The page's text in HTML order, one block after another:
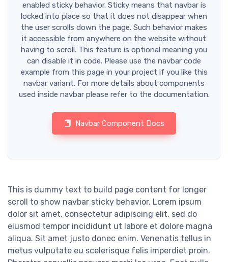
enabled sticky behavior. Sticky means that navbar is
locked into place so that it does not disappear when
the user scrolls down the page. Such behavior makes
it accessible from anywhere on the website without
having to scroll. This feature is optional meaning you
can disable it in code. Please use the navbar code
example from this page in your project if you like this
navbar variant. For more details about components
used inside navbar please refer to the documentation.
Navbar Component Docs
This is dummy text to build page content for longer
scroll to show navbar sticky behavior. Lorem ipsum
dolor sit amet, consectetur adipiscing elit, sed do
eiusmod tempor incididunt ut labore et dolore magna
aliqua. Sit amet justo donec enim. Venenatis tellus in
metus vulputate eu scelerisque felis imperdiet proin.